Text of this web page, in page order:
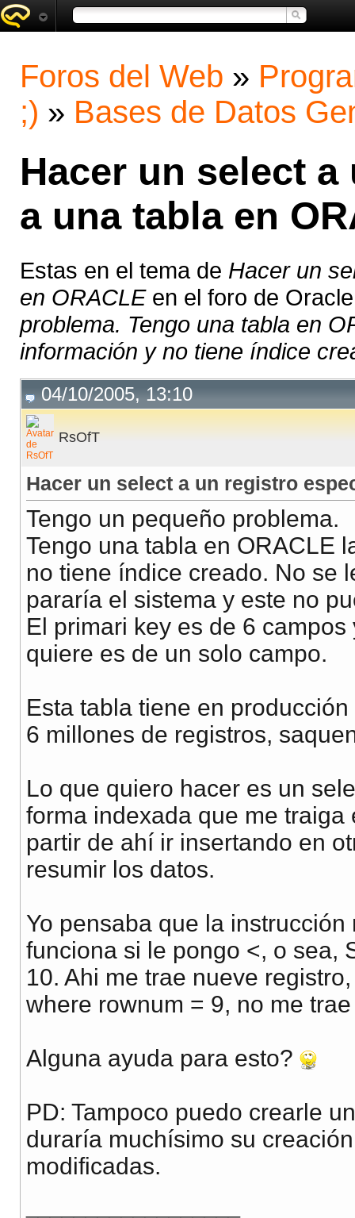
Foros del Web »
;) » Bases de Datos
Hacer un select
a una tabla en
Estas en el tema de Hacer un
en ORACLEen el foro de
problema. Tengo una tabla en
información y no tiene índice
04/10/2005, 13:10
RsOfT
Hacer un select a un registro
Tengo un pequeño problema.
Tengo una tabla en ORACLE
no tiene índice creado. No se
pararía el sistema y este no
El primari key es de 6
quiere es de un solo campo.
Esta tabla tiene en
6 millones de registros,
Lo que quiero hacer es un
forma indexada que me
partir de ahí ir insertando en
resumir los datos.
Yo pensaba que la
funciona si le pongo <, o sea,
10. Ahi me trae nueve
where rownum = 9, no me
Alguna ayuda para esto?
PD: Tampoco puedo crearle
duraría muchísimo su
modificadas.